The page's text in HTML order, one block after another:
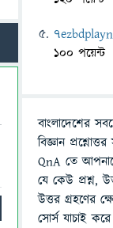
100 পয়েন্ট
বাংলাদেশের
বিজ্ঞান
QnA তে
যে কেউ প্রশ্ন,
উত্তর গ্রহণের
সোর্স যাচাই